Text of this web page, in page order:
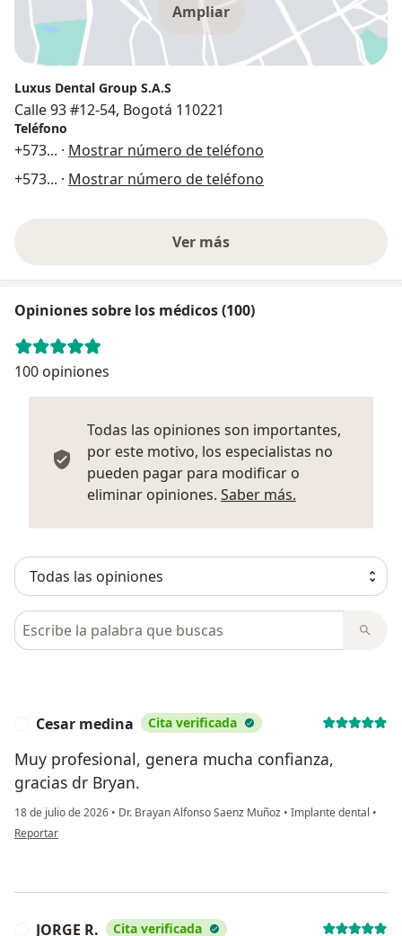
Ampliar
Luxus Dental Group S.A.S
Calle 93 #12-54, Bogotá 110221
Teléfono
+573... · Mostrar número de teléfono
+573... · Mostrar número de teléfono
Ver más
Opiniones sobre los médicos (100)
100 opiniones
Todas las opiniones son importantes,
por este motivo, los especialistas no
pueden pagar para modificar o
eliminar opiniones. Saber más.
Busca en opiniones
Cesar medina Cita verificada
Muy profesional, genera mucha confianza,
gracias dr Bryan.
18 de julio de 2026 • Dr. Brayan Alfonso Saenz Muñoz • Implante dental •
en opinión del usuario Cesar medina
Reportar
JORGE R. Cita verificada